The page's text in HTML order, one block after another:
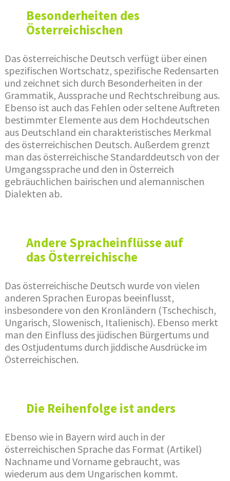
Besonderheiten des
Österreichischen
Das österreichische Deutsch verfügt über einen
spezifischen Wortschatz, spezifische Redensarten
und zeichnet sich durch Besonderheiten in der
Grammatik, Aussprache und Rechtschreibung aus.
Ebenso ist auch das Fehlen oder seltene Auftreten
bestimmter Elemente aus dem Hochdeutschen
aus Deutschland ein charakteristisches Merkmal
des österreichischen Deutsch. Außerdem grenzt
man das österreichische Standarddeutsch von der
Umgangssprache und den in Österreich
gebräuchlichen bairischen und alemannischen
Dialekten ab.
Andere Spracheinflüsse auf
das Österreichische
Das österreichische Deutsch wurde von vielen
anderen Sprachen Europas beeinflusst,
insbesondere von den Kronländern (Tschechisch,
Ungarisch, Slowenisch, Italienisch). Ebenso merkt
man den Einfluss des jüdischen Bürgertums und
des Ostjudentums durch jiddische Ausdrücke im
Österreichischen.
Die Reihenfolge ist anders
Ebenso wie in Bayern wird auch in der
österreichischen Sprache das Format (Artikel)
Nachname und Vorname gebraucht, was
wiederum aus dem Ungarischen kommt.